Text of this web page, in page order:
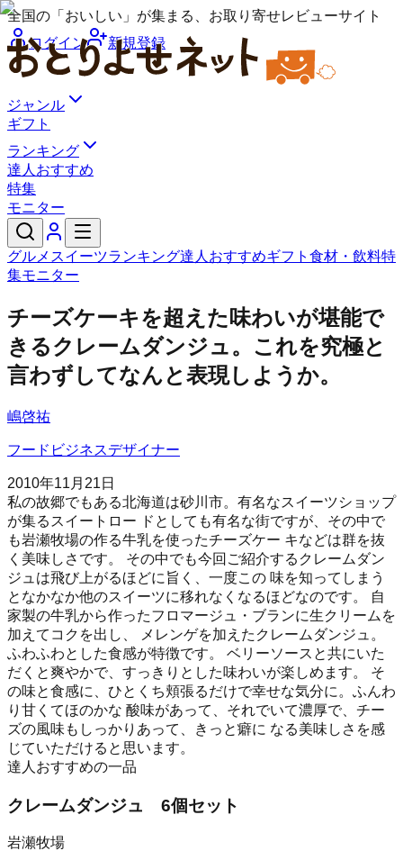
全国の「おいしい」が集まる、お取り寄せレビューサイト
ログイン
新規登録
ジャンル
ギフト
ランキング
達人おすすめ
特集
モニター
グルメ スイーツランキング達人おすすめギフト 食材・飲料特
集モニター
チーズケーキを超えた味わいが堪能で
きるクレームダンジュ。これを究極と
言わずしてなんと表現しようか。
嶋啓祐
フードビジネスデザイナー
2010年11月21日
私の故郷でもある北海道は砂川市。有名なスイーツショップ
が集るスイートロー ドとしても有名な街ですが、その中で
も岩瀬牧場の作る牛乳を使ったチーズケー キなどは群を抜
く美味しさです。 その中でも今回ご紹介するクレームダン
ジュは飛び上がるほどに旨く、一度この 味を知ってしまう
となかなか他のスイーツに移れなくなるほどなのです。 自
家製の牛乳から作ったフロマージュ・ブランに生クリームを
加えてコクを出し、 メレンゲを加えたクレームダンジュ。
ふわふわとした食感が特徴です。 ベリーソースと共にいた
だくと爽やかで、すっきりとした味わいが楽しめます。 そ
の味と食感に、ひとくち頬張るだけで幸せな気分に。ふんわ
り甘くてほのかな 酸味があって、それでいて濃厚で、チー
ズの風味もしっかりあって、きっと癖に なる美味しさを感
じていただけると思います。
達人おすすめの一品
クレームダンジュ 6個セット
岩瀬牧場